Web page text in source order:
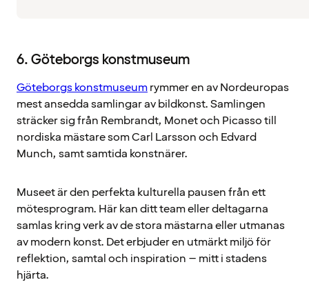
6. Göteborgs konstmuseum
Göteborgs konstmuseumrymmer en av Nordeuropas
mest ansedda samlingar av bildkonst. Samlingen
sträcker sig från Rembrandt, Monet och Picasso till
nordiska mästare som Carl Larsson och Edvard
Munch, samt samtida konstnärer.
Museet är den perfekta kulturella pausen från ett
mötesprogram. Här kan ditt team eller deltagarna
samlas kring verk av de stora mästarna eller utmanas
av modern konst. Det erbjuder en utmärkt miljö för
reflektion, samtal och inspiration – mitt i stadens
hjärta.